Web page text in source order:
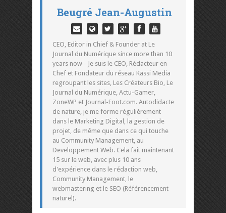
Beugré Jean-Augustin
CEO, Editor in Chief & Founder at Le
Journal du Numérique since more than 10
years now - Je suis le CEO, Rédacteur en
Chef et Fondateur du réseau Kassi Media
regroupant les sites, Les Créateurs Bio, Le
Journal du Numérique, Actu-Gamer,
ZoneWP et Journal-Foot.com. Autodidacte
de nature, je me forme régulièrement
dans le Marketing Digital, la gestion de
projet, de même que dans ce qui touche
au Community Management, au
Developpement Web. Cela fait maintenant
15 sur le web, avec plus 10 ans
d'expérience dans le rédaction web,
Community Management, le
webmastering et le SEO (Référencement
naturel).